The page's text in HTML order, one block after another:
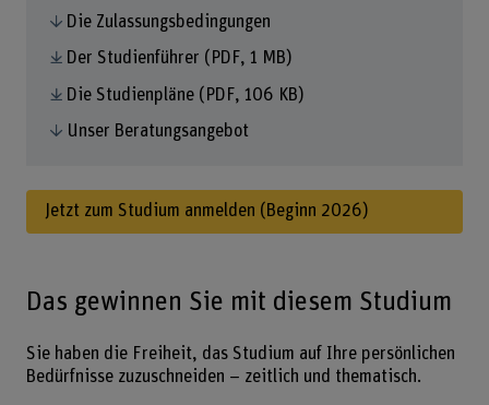
Das gewinnen Sie mit diesem Studium
Sie haben die Freiheit, das Studium auf Ihre persönlichen
Bedürfnisse zuzuschneiden – zeitlich und thematisch.
Die Zulassungsbedingungen
Der Studienführer (PDF, 1 MB)
Die Studienpläne (PDF, 106 KB)
Unser Beratungsangebot
Jetzt zum Studium anmelden (Beginn 2026)